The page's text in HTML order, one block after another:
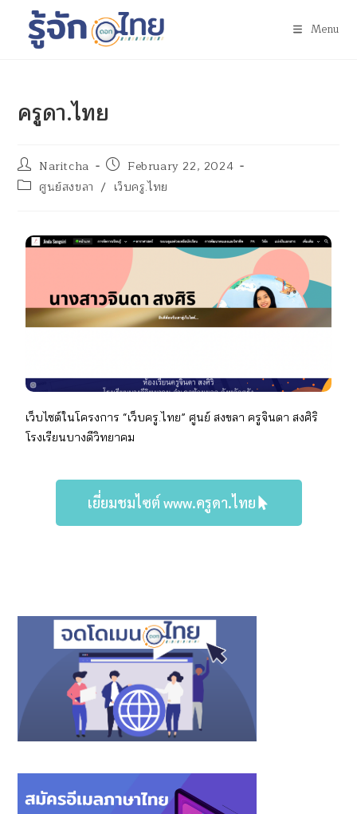
Menu
ครูดา.ไทย
Naritcha
February 22, 2024
ศูนย์สงขลา / เว็บครู.ไทย
เว็บไซต์ในโครงการ “เว็บครู.ไทย” ศูนย์ สงขลา ครูจินดา สงศิริ
โรงเรียนบางดีวิทยาคม
เยี่ยมชมไซต์ www.ครูดา.ไทย